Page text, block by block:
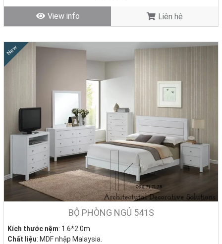
View info Liên hệ
New
BỘ PHÒNG NGỦ 541S
Kích thước nệm: 1.6*2.0m
Chất liệu: MDF nhập Malaysia.